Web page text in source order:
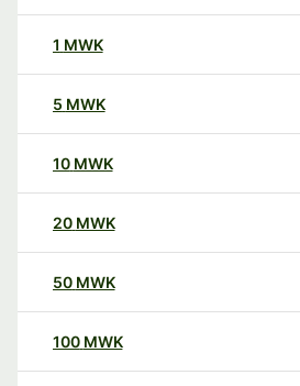
1 MWK
5 MWK
10 MWK
20 MWK
50 MWK
100 MWK